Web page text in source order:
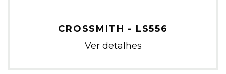
CROSSMITH - LS556
Ver detalhes